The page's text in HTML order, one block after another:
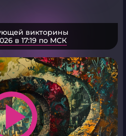
викторины
в 17:19 по МСК